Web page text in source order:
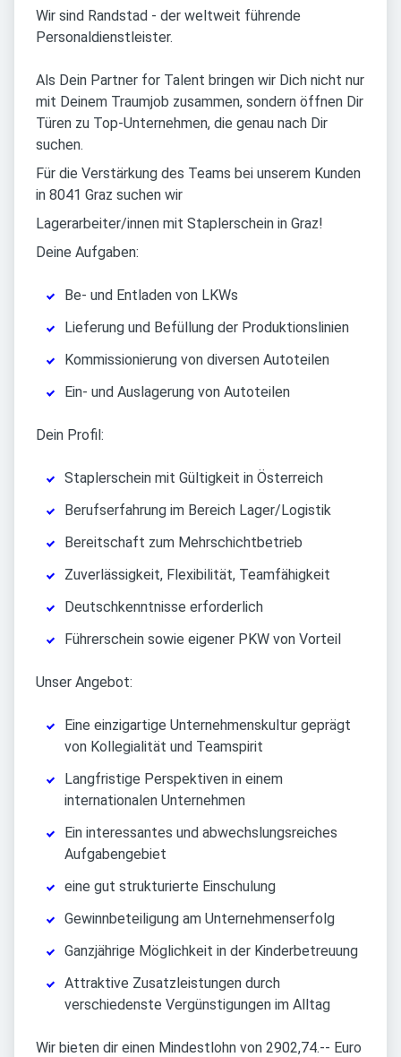
Wir sind Randstad - der weltweit führende
Personaldienstleister.
Als Dein Partner for Talent bringen wir Dich nicht nur
mit Deinem Traumjob zusammen, sondern öffnen Dir
Türen zu Top-Unternehmen, die genau nach Dir
suchen.
Für die Verstärkung des Teams bei unserem Kunden
in 8041 Graz suchen wir
Lagerarbeiter/innen mit Staplerschein in Graz!
Deine Aufgaben:
Be- und Entladen von LKWs
Lieferung und Befüllung der Produktionslinien
Kommissionierung von diversen Autoteilen
Ein- und Auslagerung von Autoteilen
Dein Profil:
Staplerschein mit Gültigkeit in Österreich
Berufserfahrung im Bereich Lager/Logistik
Bereitschaft zum Mehrschichtbetrieb
Zuverlässigkeit, Flexibilität, Teamfähigkeit
Deutschkenntnisse erforderlich
Führerschein sowie eigener PKW von Vorteil
Unser Angebot:
Eine einzigartige Unternehmenskultur geprägt
von Kollegialität und Teamspirit
Langfristige Perspektiven in einem
internationalen Unternehmen
Ein interessantes und abwechslungsreiches
Aufgabengebiet
eine gut strukturierte Einschulung
Gewinnbeteiligung am Unternehmenserfolg
Ganzjährige Möglichkeit in der Kinderbetreuung
Attraktive Zusatzleistungen durch
verschiedenste Vergünstigungen im Alltag
Wir bieten dir einen Mindestlohn von 2902,74.-- Euro